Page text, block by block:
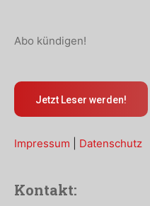
Abo kündigen!
Jetzt Leser werden!
Impressum Datenschutz
Kontakt: